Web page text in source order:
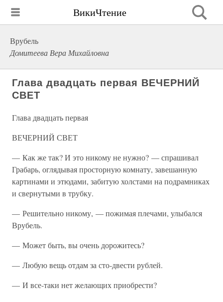
ВикиЧтение
Врубель
Домитеева Вера Михайловна
Глава двадцать первая ВЕЧЕРНИЙ
СВЕТ
Глава двадцать первая
ВЕЧЕРНИЙ СВЕТ
— Как же так? И это никому не нужно? — спрашивал
Грабарь, оглядывая просторную комнату, завешанную
картинами и этюдами, забитую холстами на подрамниках
и свернутыми в трубку.
— Решительно никому, — пожимая плечами, улыбался
Врубель.
— Может быть, вы очень дорожитесь?
— Любую вещь отдам за сто-двести рублей.
— И все-таки нет желающих приобрести?